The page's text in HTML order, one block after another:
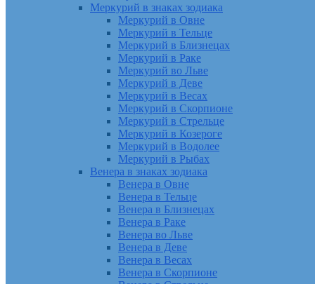
Меркурий в знаках зодиака
Меркурий в Овне
Меркурий в Тельце
Меркурий в Близнецах
Меркурий в Раке
Меркурий во Льве
Меркурий в Деве
Меркурий в Весах
Меркурий в Скорпионе
Меркурий в Стрельце
Меркурий в Козероге
Меркурий в Водолее
Меркурий в Рыбах
Венера в знаках зодиака
Венера в Овне
Венера в Тельце
Венера в Близнецах
Венера в Раке
Венера во Льве
Венера в Деве
Венера в Весах
Венера в Скорпионе